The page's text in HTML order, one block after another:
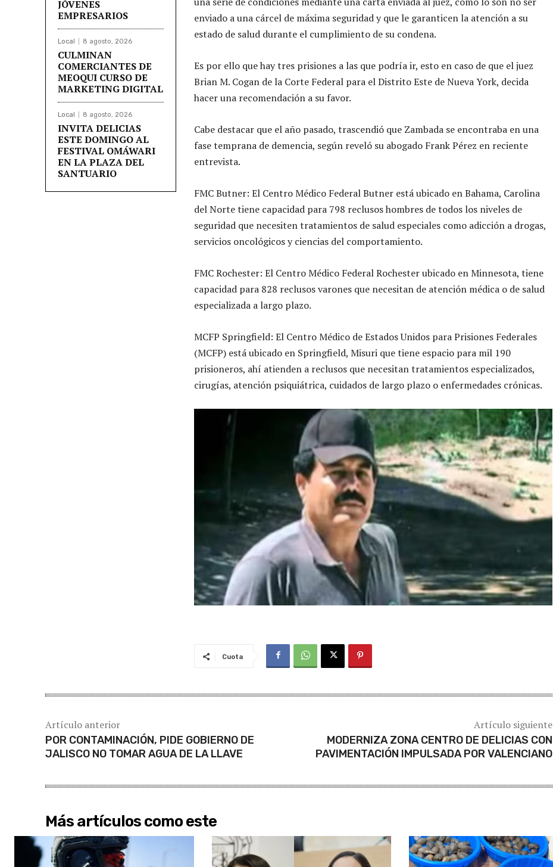
JÓVENES
EMPRESARIOS
Local 8 agosto, 2026
CULMINAN
COMERCIANTES DE
MEOQUI CURSO DE
MARKETING DIGITAL
Local 8 agosto, 2026
INVITA DELICIAS
ESTE DOMINGO AL
FESTIVAL OMÁWARI
EN LA PLAZA DEL
SANTUARIO
enviado a una cárcel de máxima seguridad y que le garanticen la atención a su
estado de salud durante el cumplimiento de su condena.
Es por ello que hay tres prisiones a las que podría ir, esto en caso de que el juez
Brian M. Cogan de la Corte Federal para el Distrito Este de Nueva York, decida
hacer una recomendación a su favor.
Cabe destacar que el año pasado, trascendió que Zambada se encontraba en una
fase temprana de demencia, según reveló su abogado Frank Pérez en reciente
entrevista.
FMC Butner: El Centro Médico Federal Butner está ubicado en Bahama, Carolina
del Norte tiene capacidad para 798 reclusos hombres de todos los niveles de
seguridad que necesiten tratamientos de salud especiales como adicción a drogas,
servicios oncológicos y ciencias del comportamiento.
FMC Rochester: El Centro Médico Federal Rochester ubicado en Minnesota, tiene
capacidad para 828 reclusos varones que necesitan de atención médica o de salud
especializada a largo plazo.
MCFP Springfield: El Centro Médico de Estados Unidos para Prisiones Federales
(MCFP) está ubicado en Springfield, Misuri que tiene espacio para mil 190
prisioneros, ahí atienden a reclusos que necesitan tratamientos especializados,
cirugías, atención psiquiátrica, cuidados de largo plazo o enfermedades crónicas.
Cuota
Artículo anterior
POR CONTAMINACIÓN, PIDE GOBIERNO DE
JALISCO NO TOMAR AGUA DE LA LLAVE
Artículo siguiente
MODERNIZA ZONA CENTRO DE DELICIAS CON
PAVIMENTACIÓN IMPULSADA POR VALENCIANO
Más artículos como este